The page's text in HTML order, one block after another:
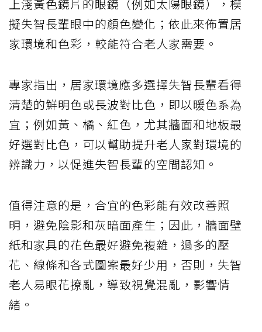
上淺黃色鏡片的眼鏡（例如太陽眼鏡），模
擬失智長輩眼中的顏色變化；依此來佈置居
家環境和色彩，較能符合老人家需要。
專家指出，居家環境應多選擇失智長輩看得
清楚的鮮明色或長波對比色，即以暖色系為
宜；例如黃、橘、紅色，尤其牆面和地板最
好選對比色，可以幫助提升老人家對環境的
辨識力，以促進失智長輩的空間認知。
值得注意的是，合宜的色彩能有效改善照
明，避免陰影和灰暗面產生；因此，牆面壁
紙和家具的花色最好避免複雜，過多的壓
花、線條和各式圖案最好少用，否則，失智
老人易眼花撩亂，導致視覺混亂，影響情
緒。